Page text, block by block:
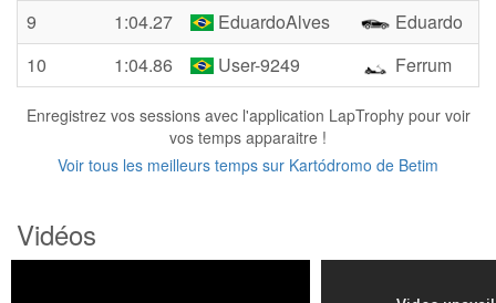
9
1:04.27 EduardoAlves
Eduardo
10
1:04.86 User-9249 Ferrum
Enregistrez vos sessions avec l'application LapTrophy pour voir
vos temps apparaitre !
Voir tous les meilleurs temps sur Kartódromo de Betim
Vidéos